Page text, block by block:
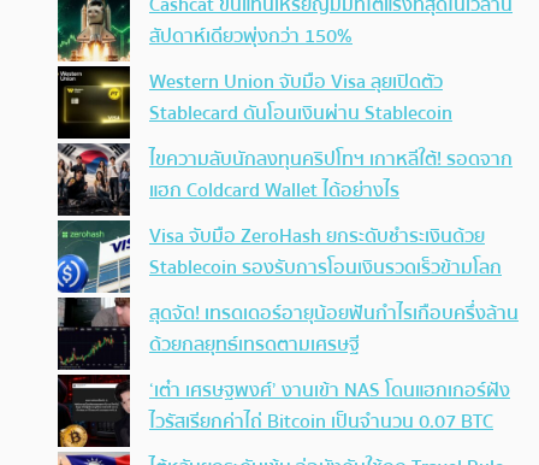
สัปดาห์เดียวพุ่งกว่า 150%
Western Union จับมือ Visa ลุยเปิดตัว
Stablecard ดันโอนเงินผ่าน Stablecoin
ไขความลับนักลงทุนคริปโทฯ เกาหลีใต้! รอดจาก
แฮก Coldcard Wallet ได้อย่างไร
Visa จับมือ ZeroHash ยกระดับชำระเงินด้วย
Stablecoin รองรับการโอนเงินรวดเร็วข้ามโลก
สุดจัด! เทรดเดอร์อายุน้อยฟันกำไรเกือบครึ่งล้าน
ด้วยกลยุทธ์เทรดตามเศรษฐี
‘เต๋า เศรษฐพงศ์’ งานเข้า NAS โดนแฮกเกอร์ฝัง
ไวรัสเรียกค่าไถ่ Bitcoin เป็นจำนวน 0.07 BTC